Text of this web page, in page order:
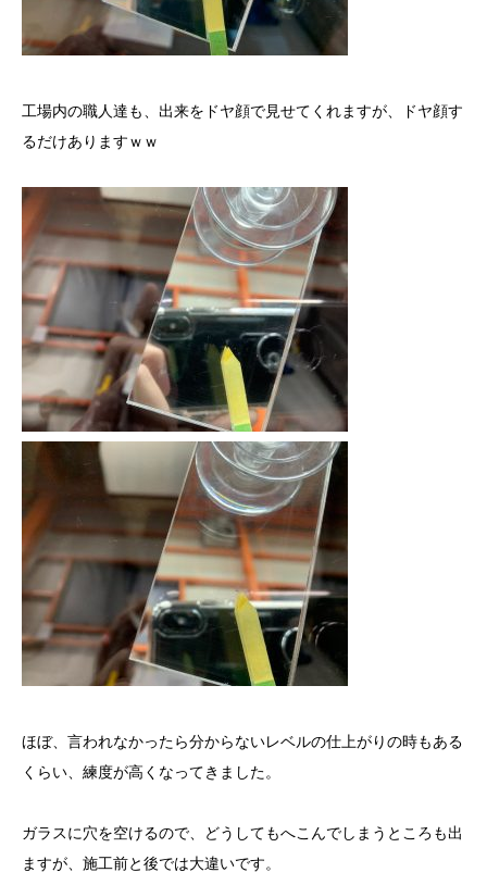
工場内の職人達も、出来をドヤ顔で見せてくれますが、ドヤ顔す
るだけありますｗｗ
ほぼ、言われなかったら分からないレベルの仕上がりの時もある
くらい、練度が高くなってきました。
ガラスに穴を空けるので、どうしてもへこんでしまうところも出
ますが、施工前と後では大違いです。